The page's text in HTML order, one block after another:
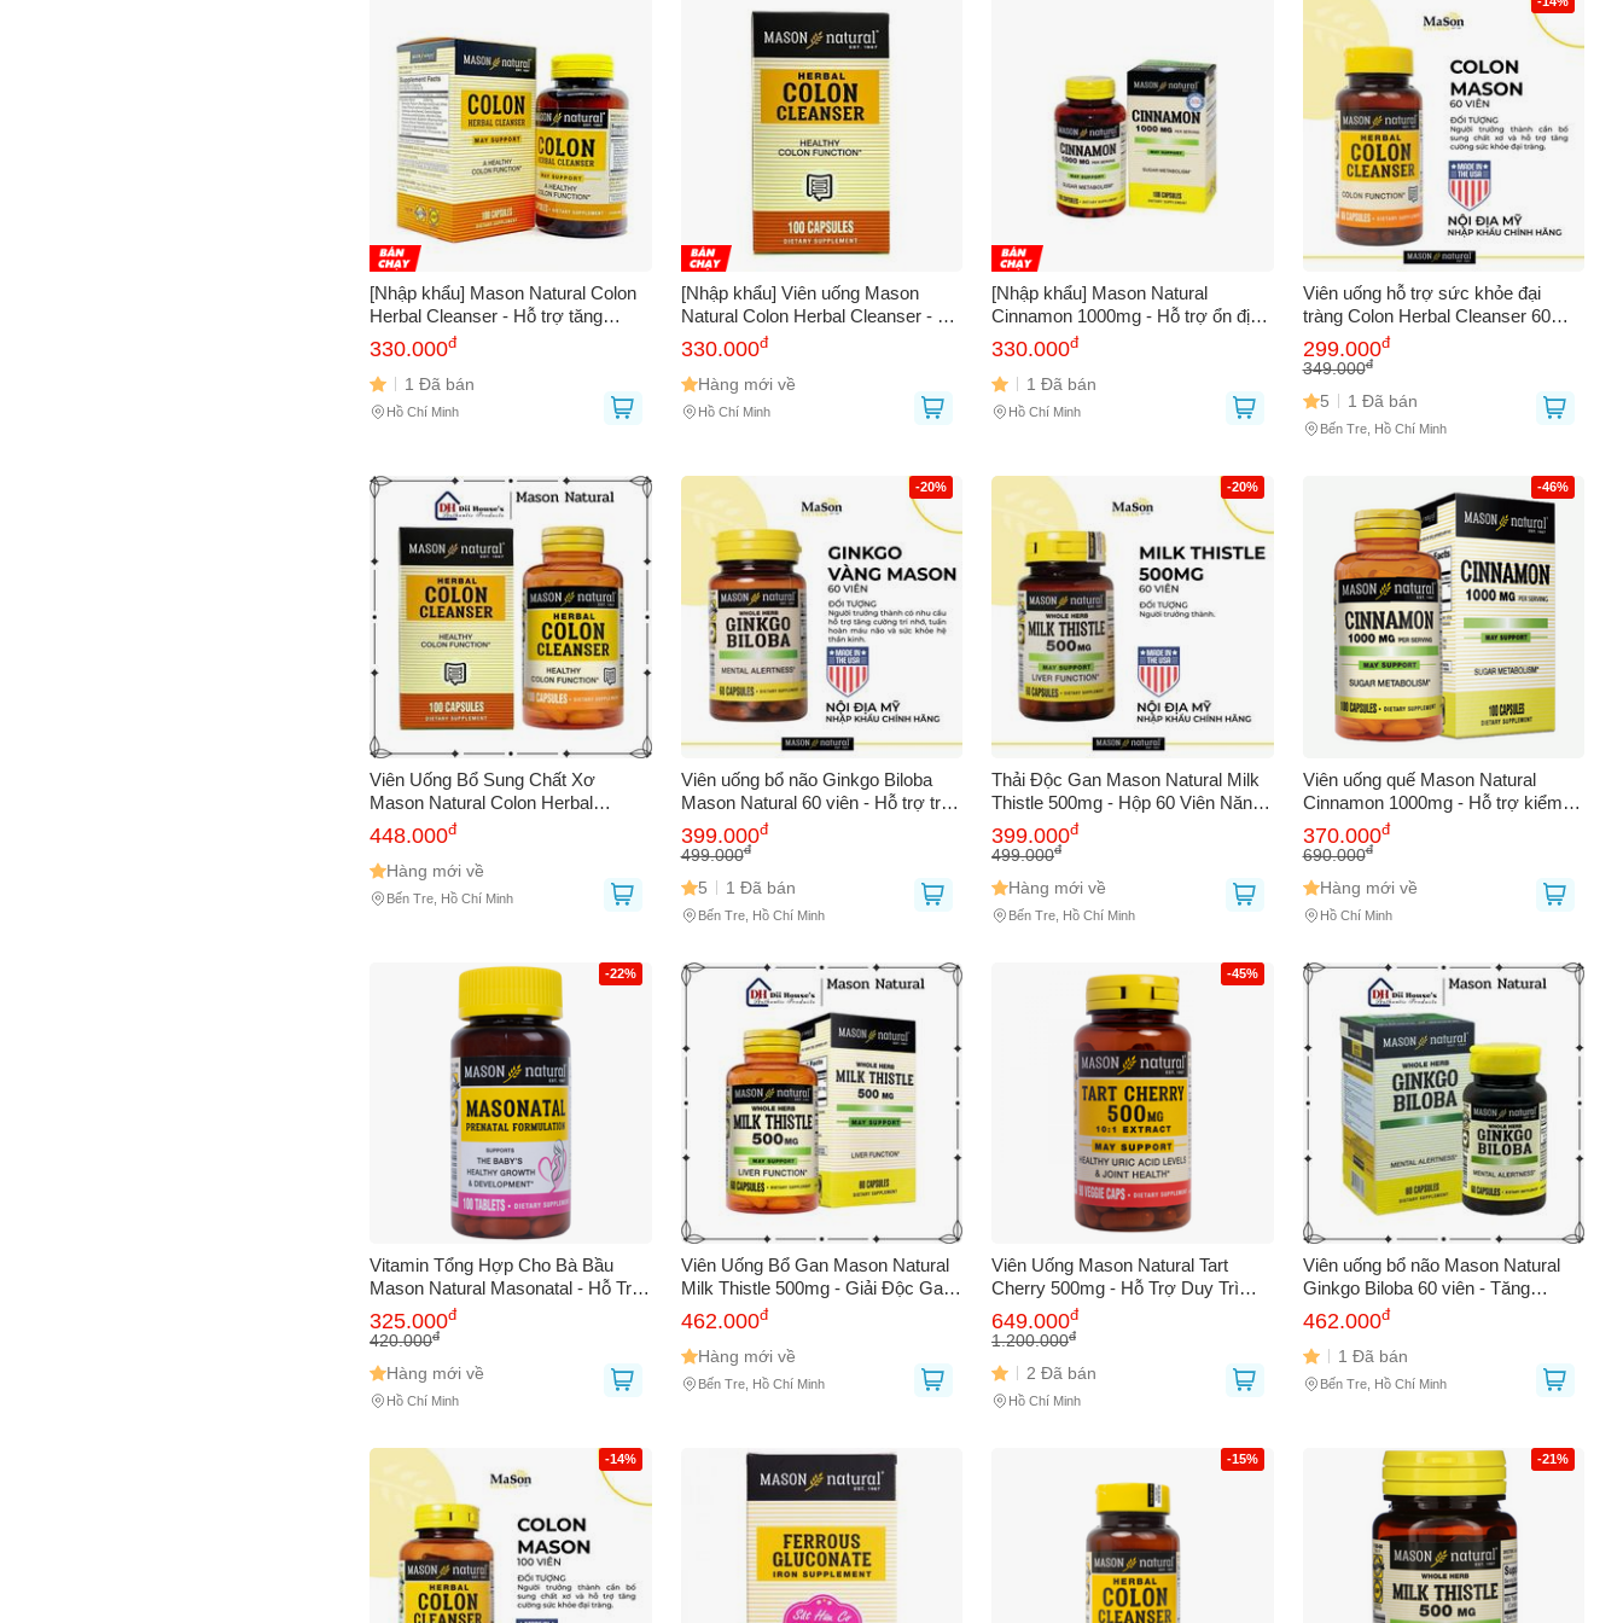
[Nhập khẩu] Mason Natural Colon
Herbal Cleanser - Hỗ trợ tăng
cường sức khoẻ đại tràng
330.000đ
1 Đã bán
Hồ Chí Minh
[Nhập khẩu] Viên uống Mason
Natural Colon Herbal Cleanser - Hỗ
trợ tăng cường sức khoẻ đại tràng
330.000đ
Hàng mới về
Hồ Chí Minh
[Nhập khẩu] Mason Natural
Cinnamon 1000mg - Hỗ trợ ổn định
đường huyết
330.000đ
1 Đã bán
Hồ Chí Minh
Viên uống hỗ trợ sức khỏe đại
tràng Colon Herbal Cleanser 60
viên - Thực phẩm chức năng
Mason Natural dành cho người lớn
299.000đ
349.000đ
5 1 Đã bán
Bến Tre, Hồ Chí Minh
Viên Uống Bổ Sung Chất Xơ
Mason Natural Colon Herbal
Cleanser 100 Viên - Hỗ Trợ Sức
Khỏe Đại Tràng Cho Người Lớn
448.000đ
Hàng mới về
Bến Tre, Hồ Chí Minh
-20%
Viên uống bổ não Ginkgo Biloba
Mason Natural 60 viên - Hỗ trợ trí
nhớ và tuần hoàn máu não cho
người trưởng thành
399.000đ
499.000đ
5 1 Đã bán
Bến Tre, Hồ Chí Minh
-20%
Thải Độc Gan Mason Natural Milk
Thistle 500mg - Hộp 60 Viên Năng
Lượng Tự Nhiên Cho Người
Trưởng Thành
399.000đ
499.000đ
Hàng mới về
Bến Tre, Hồ Chí Minh
-46%
Viên uống quế Mason Natural
Cinnamon 1000mg - Hỗ trợ kiểm
soát đường huyết và chuyển hóa
năng lượng cho người tiểu đường
370.000đ
690.000đ
Hàng mới về
Hồ Chí Minh
-22%
Vitamin Tổng Hợp Cho Bà Bầu
Mason Natural Masonatal - Hỗ Trợ
Sức Khỏe Mẹ và Phát Triển Thai
Nhi - 100 Viên
325.000đ
420.000đ
Hàng mới về
Hồ Chí Minh
Viên Uống Bổ Gan Mason Natural
Milk Thistle 500mg - Giải Độc Gan,
Bảo Vệ Gan, Tốt Cho Người
Trưởng Thành - 60 Viên
462.000đ
Hàng mới về
Bến Tre, Hồ Chí Minh
-45%
Viên Uống Mason Natural Tart
Cherry 500mg - Hỗ Trợ Duy Trì
Mức Axit Uric Khỏe Mạnh Và Sức
Khỏe Khớp, Lọ 90 Viên
649.000đ
1.200.000đ
2 Đã bán
Hồ Chí Minh
Viên uống bổ não Mason Natural
Ginkgo Biloba 60 viên - Tăng
cường trí nhớ và tuần hoàn não
cho người lớn
462.000đ
1 Đã bán
Bến Tre, Hồ Chí Minh
-14% -15% -21%
Sao chép mã giảm giá phía trên.
Truy cập trang thanh toán và sử dụng
mã.
LẤY MÃ NGAY
LẤY MÃ NGAY